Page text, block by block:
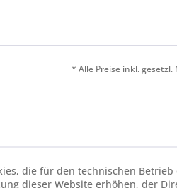
* Alle Preise inkl.
die für den technischen
dieser Website erhöhen, der